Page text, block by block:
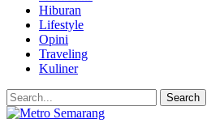
Hiburan
Lifestyle
Opini
Traveling
Kuliner